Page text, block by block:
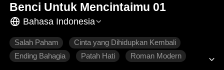
Benci Untuk Mencintaimu 01
Bahasa Indonesia
Salah Paham
Cinta yang Dihidupkan Kembali
Ending Bahagia
Patah Hati Roman Modern